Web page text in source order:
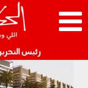
رئيس